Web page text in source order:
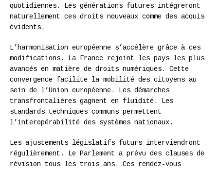
quotidiennes. Les générations futures intégreront
naturellement ces droits nouveaux comme des acquis
évidents.
L’harmonisation européenne s’accélère grâce à ces
modifications. La France rejoint les pays les plus
avancés en matière de droits numériques. Cette
convergence facilite la mobilité des citoyens au
sein de l’Union européenne. Les démarches
transfrontalières gagnent en fluidité. Les
standards techniques communs permettent
l’interopérabilité des systèmes nationaux.
Les ajustements législatifs futurs interviendront
régulièrement. Le Parlement a prévu des clauses de
révision tous les trois ans. Ces rendez-vous